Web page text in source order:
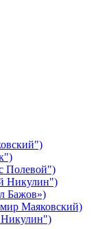
Полевой")
Никулин")
Бажов»)
Маяковский)
Никулин")